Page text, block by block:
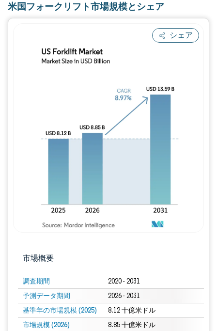
米国フォークリフト市場規模とシェア
シェア
市場概要
調査期間 2020 - 2031
予測データ期間 2026 - 2031
基準年の市場規模 (2025) 8.12 十億米ドル
市場規模 (2026) 8.85 十億米ドル